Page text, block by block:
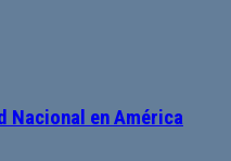
Nacional en América